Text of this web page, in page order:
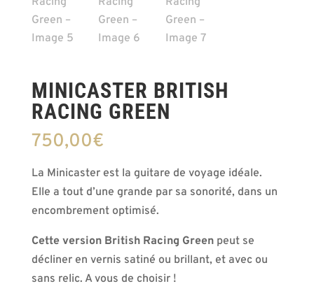
MINICASTER BRITISH
RACING GREEN
750,00€
La Minicaster est la guitare de voyage idéale.
Elle a tout d’une grande par sa sonorité, dans un
encombrement optimisé.
Cette version British Racing Greenpeut se
décliner en vernis satiné ou brillant, et avec ou
sans relic. A vous de choisir !